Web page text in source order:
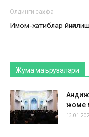
Олдинги саҳифа
Имом-хатиблар
Жума маърузалари
жоме